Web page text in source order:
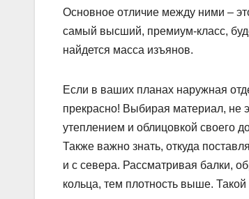
Основное отличие между ними –
самый высший, премиум-класс,
найдется масса изъянов.
Если в ваших планах наружная
прекрасно! Выбирая материал, не
утеплением и облицовкой своего
Также важно знать, откуда
и с севера. Рассматривая балки,
кольца, тем плотность выше.